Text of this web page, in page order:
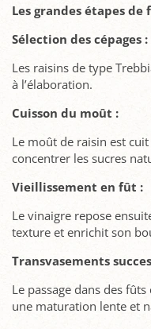
Les grandes étapes
Sélection des cépages :
Les raisins de type
à l’élaboration.
Cuisson du moût :
Le moût de raisin est
concentrer les sucres
Vieillissement en fût :
Le vinaigre repose
texture et enrichit son
Transvasements
Le passage dans des
une maturation lente et